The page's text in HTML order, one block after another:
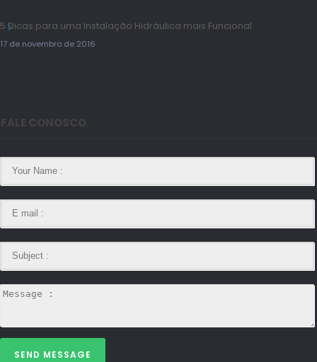
5 Dicas para uma Instalação Hidráulica mais Funcional
17 de novembro de 2016
SEND MESSAGE